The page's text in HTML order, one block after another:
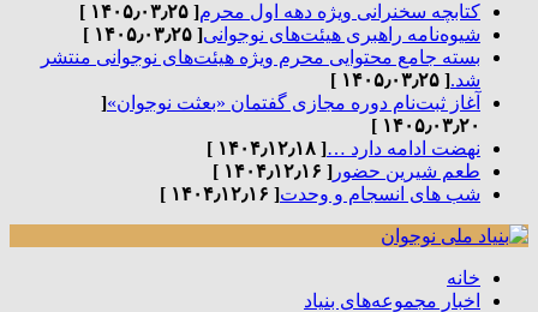
کتابچه سخنرانی ویژه دهه اول محرم[ ۱۴۰۵٫۰۳٫۲۵ ]
شیوه‌نامه راهبری هیئت‌های نوجوانی[ ۱۴۰۵٫۰۳٫۲۵ ]
بسته جامع محتوایی محرم ویژه هیئت‌های نوجوانی منتشر
شد.[ ۱۴۰۵٫۰۳٫۲۵ ]
آغاز ثبت‌نام دوره مجازی گفتمان «بعثت نوجوان»[
۱۴۰۵٫۰۳٫۲۰ ]
نهضت ادامه دارد …[ ۱۴۰۴٫۱۲٫۱۸ ]
طعم شیرین حضور [ ۱۴۰۴٫۱۲٫۱۶ ]
شب های انسجام و وحدت[ ۱۴۰۴٫۱۲٫۱۶ ]
خانه
اخبار مجموعه‌های بنیاد